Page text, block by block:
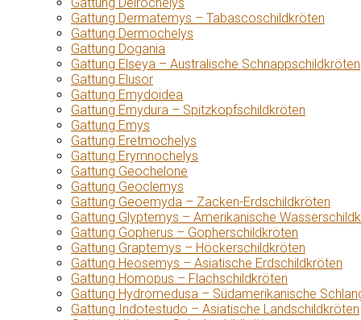
Gattung Dermatemys – Tabascoschildkröten
Gattung Dermochelys
Gattung Dogania
Gattung Elseya – Australische Schnappschildkröten
Gattung Elusor
Gattung Emydoidea
Gattung Emydura – Spitzkopfschildkröten
Gattung Emys
Gattung Eretmochelys
Gattung Erymnochelys
Gattung Geochelone
Gattung Geoclemys
Gattung Geoemyda – Zacken-Erdschildkröten
Gattung Glyptemys – Amerikanische
Gattung Gopherus – Gopherschildkröten
Gattung Graptemys – Höckerschildkröten
Gattung Heosemys – Asiatische Erdschildkröten
Gattung Homopus – Flachschildkröten
Gattung Hydromedusa – Südamerikanische
Gattung Indotestudo – Asiatische Landschildkröten